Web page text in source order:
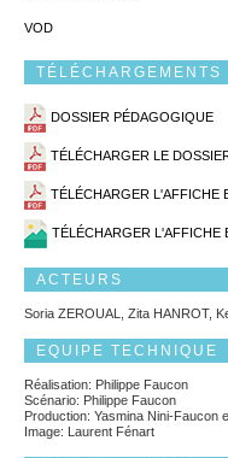
VOD
TÉLÉCHARGEMENTS
DOSSIER PÉDAGOGIQUE
TÉLÉCHARGER LE
TÉLÉCHARGER L'AFFICHE
TÉLÉCHARGER L'AFFICHE
ACTEURS
Soria ZEROUAL, Zita HANROT,
EQUIPE TECHNIQUE
Réalisation: Philippe Faucon
Scénario: Philippe Faucon
Production: Yasmina Nini-Faucon
Image: Laurent Fénart